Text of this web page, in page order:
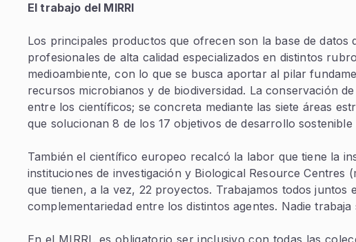
El trabajo del MIRRI
Los principales productos que ofrecen son la base de
profesionales de alta calidad especializados en distintos
medioambiente, con lo que se busca aportar al pilar
recursos microbianos y de biodiversidad. La conservación
entre los científicos; se concreta mediante las siete áreas
que solucionan 8 de los 17 objetivos de desarrollo sostenible
También el científico europeo recalcó la labor que tiene la
instituciones de investigación y Biological Resource Centres
que tienen, a la vez, 22 proyectos. Trabajamos todos
complementariedad entre los distintos agentes. Nadie
En el MIRRI, es obligatorio ser inclusivo con todas las